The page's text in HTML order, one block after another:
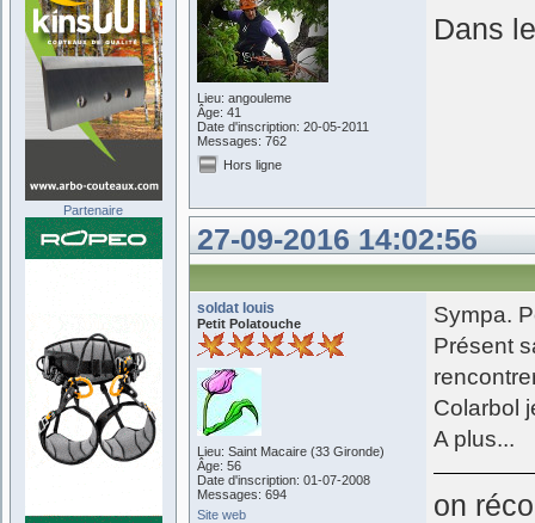
Lieu: angouleme
Âge: 41
Date d'inscription: 20-05-2011
Messages: 762
Dans
Hors ligne
27-09-2016 14:02:56
soldat louis
Petit Polatouche
Lieu: Saint Macaire (33 Gironde)
Âge: 56
Date d'inscription: 01-07-2008
Messages: 694
Site web
Sympa.
Présent
Colarbol
A plus...
on
Partenaire